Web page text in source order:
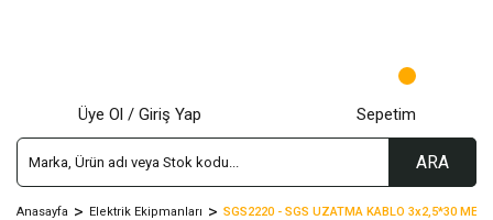
ARA
Üye Ol / Giriş Yap Sepetim
Anasayfa Elektrik Ekipmanları SGS2220 - SGS UZATMA KABLO 3x2,5*30